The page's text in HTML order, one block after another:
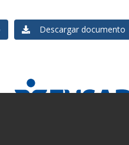
Descargar documento